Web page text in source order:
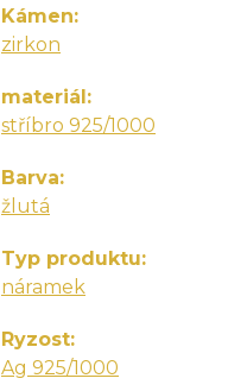
Kámen
zirkon
materiál
stříbro 925/1000
Barva
žlutá
Typ produktu
náramek
Ryzost
Ag 925/1000